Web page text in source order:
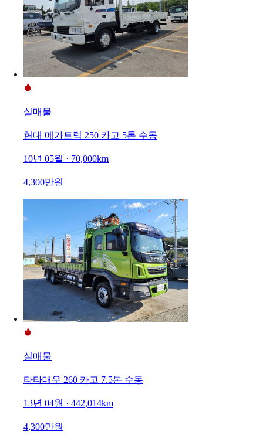
실매물
현대 메가트럭 250 카고 5톤 수동
10년 05월 · 70,000km
4,300만원
실매물
타타대우 260 카고 7.5톤 수동
13년 04월 · 442,014km
4,300만원